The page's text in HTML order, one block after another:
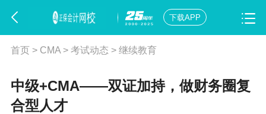
下载APP
首页> CMA> 考试动态 > 继续教育
中级+CMA——双证加持，做财务圈复
合型人才